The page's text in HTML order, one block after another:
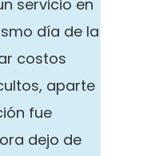
servicio en
día de la
costos
aparte
fue
dejo de